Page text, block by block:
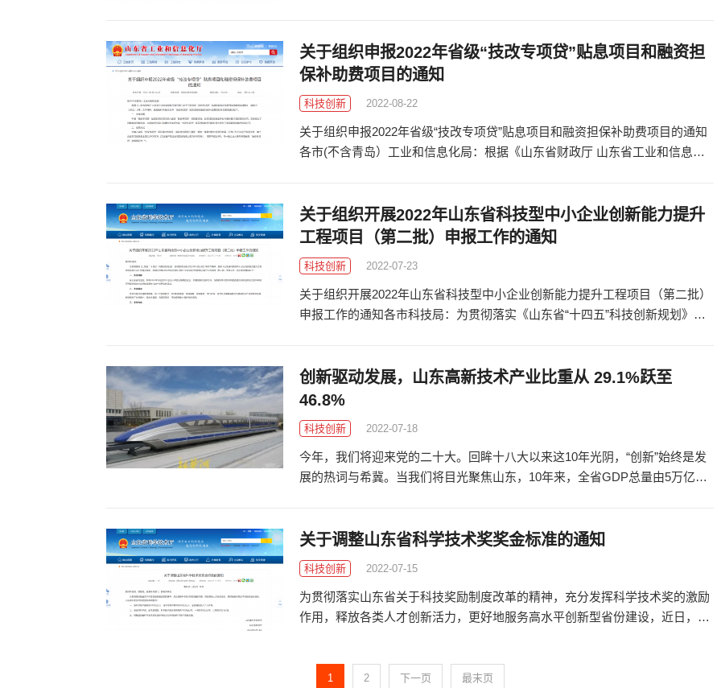
关于组织申报2022年省级“技改专项贷”贴息项目和融资担
保补助费项目的通知
科技创新 2022-08-22
关于组织申报2022年省级“技改专项贷”贴息项目和融资担保补助费项目的通知
各市(不含青岛）工业和信息化局：根据《山东省财政厅 山东省工业和信息化
关于组织开展2022年山东省科技型中小企业创新能力提升
工程项目（第二批）申报工作的通知
科技创新 2022-07-23
关于组织开展2022年山东省科技型中小企业创新能力提升工程项目（第二批）
申报工作的通知各市科技局：为贯彻落实《山东省“十四五”科技创新规划》
创新驱动发展，山东高新技术产业比重从 29.1%跃至
46.8%
科技创新 2022-07-18
今年，我们将迎来党的二十大。回眸十八大以来这10年光阴，“创新”始终是发
展的热词与希冀。当我们将目光聚焦山东，10年来，全省GDP总量由5万亿元
关于调整山东省科学技术奖奖金标准的通知
科技创新 2022-07-15
为贯彻落实山东省关于科技奖励制度改革的精神，充分发挥科学技术奖的激励
作用，释放各类人才创新活力，更好地服务高水平创新型省份建设，近日，山
1 2 下一页 最末页